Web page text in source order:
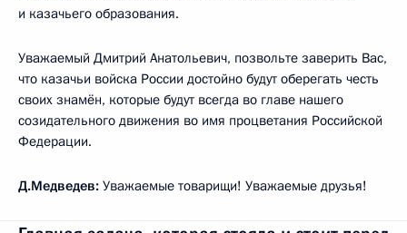
и казачьего образования.
Уважаемый Дмитрий Анатольевич, позвольте заверить Вас,
что казачьи войска России достойно будут оберегать честь
своих знамён, которые будут всегда во главе нашего
созидательного движения во имя процветания Российской
Федерации.
Д.Медведев: Уважаемые товарищи! Уважаемые друзья!